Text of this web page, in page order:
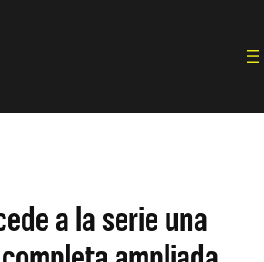
a la serie una